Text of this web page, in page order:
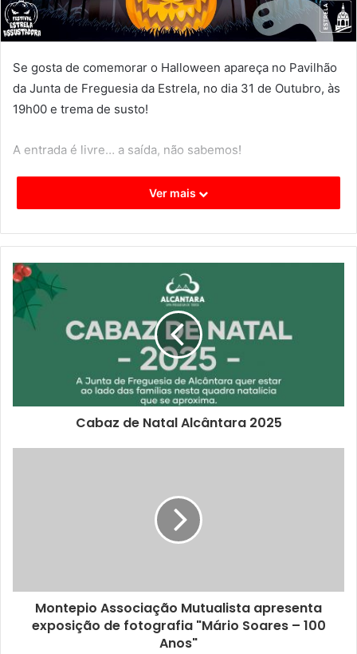
Se gosta de comemorar o Halloween apareça no Pavilhão
da Junta de Freguesia da Estrela, no dia 31 de Outubro, às
19h00 e trema de susto!
A entrada é livre… a saída, não sabemos!
Ver mais
Cabaz de Natal Alcântara 2025
Montepio Associação Mutualista apresenta
exposição de fotografia "Mário Soares – 100
Anos"